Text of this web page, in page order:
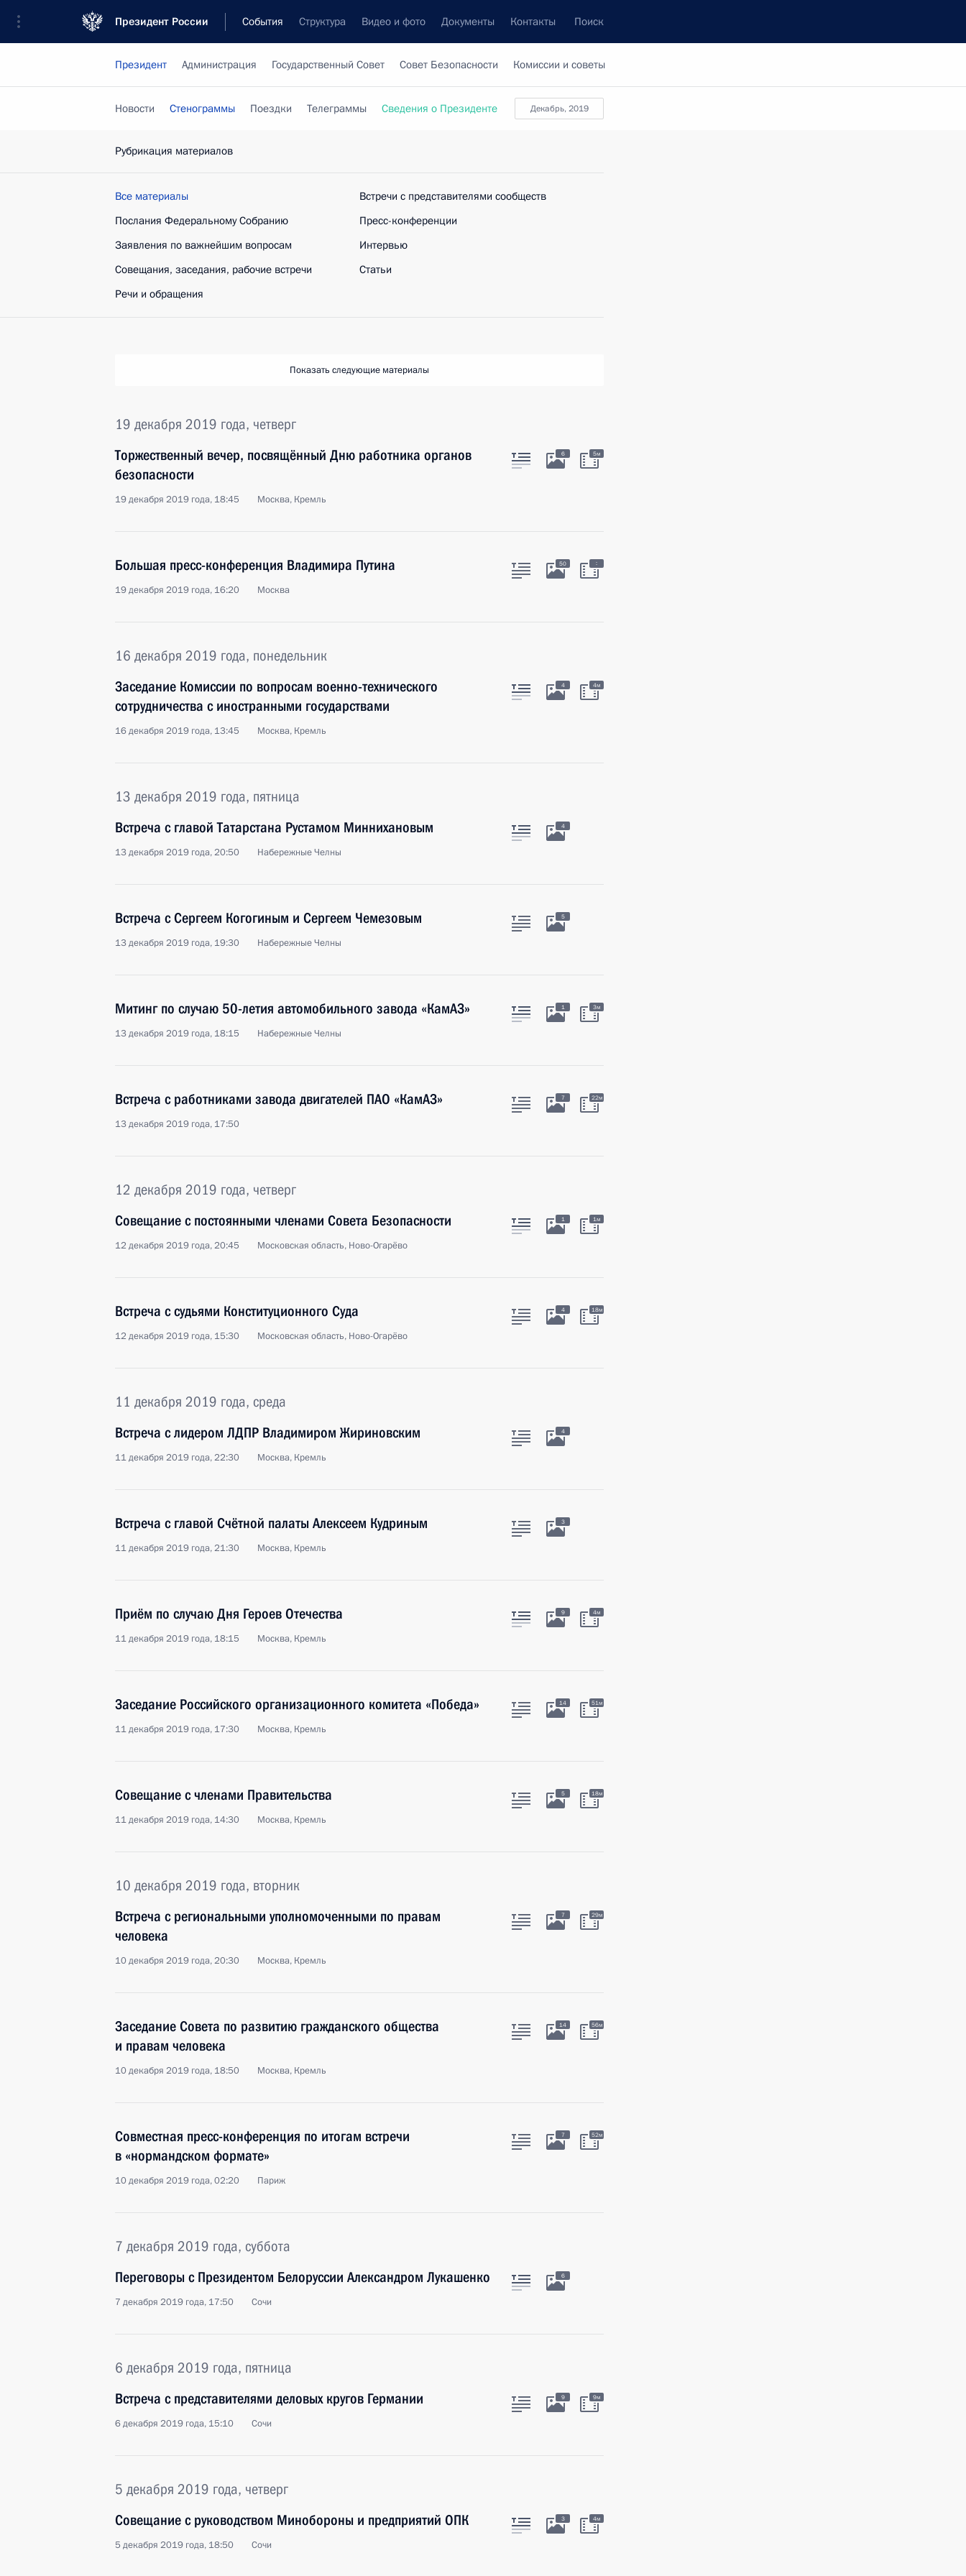
Президент России События Структура Видео и фото Документы Контакты Поиск
Президент Администрация Государственный Совет Совет Безопасности Комиссии и советы
декабрь, 2019
Новости Стенограммы Поездки Телеграммы Сведения о Президенте
Рубрикация материалов
Все материалы
Послания Федеральному Собранию
Заявления по важнейшим вопросам
Совещания, заседания, рабочие встречи
Речи и обращения
Встречи с представителями сообществ
Пресс-конференции
Интервью
Статьи
Показать следующие материалы
19 декабря 2019 года, четверг
Торжественный вечер, посвящённый Дню работника органов
безопасности
19 декабря 2019 года, 18:45 Москва, Кремль
6 5м
Большая пресс-конференция Владимира Путина
19 декабря 2019 года, 16:20 Москва
50 :
16 декабря 2019 года, понедельник
Заседание Комиссии по вопросам военно-технического
сотрудничества с иностранными государствами
16 декабря 2019 года, 13:45 Москва, Кремль
4 4м
13 декабря 2019 года, пятница
Встреча с главой Татарстана Рустамом Миннихановым
13 декабря 2019 года, 20:50 Набережные Челны
4
Встреча с Сергеем Когогиным и Сергеем Чемезовым
13 декабря 2019 года, 19:30 Набережные Челны
5
Митинг по случаю 50-летия автомобильного завода «КамАЗ»
13 декабря 2019 года, 18:15 Набережные Челны
1 3м
Встреча с работниками завода двигателей ПАО «КамАЗ»
13 декабря 2019 года, 17:50
7 22м
12 декабря 2019 года, четверг
Совещание с постоянными членами Совета Безопасности
12 декабря 2019 года, 20:45 Московская область, Ново-Огарёво
1 1м
Встреча с судьями Конституционного Суда
12 декабря 2019 года, 15:30 Московская область, Ново-Огарёво
4 18м
11 декабря 2019 года, среда
Встреча с лидером ЛДПР Владимиром Жириновским
11 декабря 2019 года, 22:30 Москва, Кремль
4
Встреча с главой Счётной палаты Алексеем Кудриным
11 декабря 2019 года, 21:30 Москва, Кремль
3
Приём по случаю Дня Героев Отечества
11 декабря 2019 года, 18:15 Москва, Кремль
9 4м
Заседание Российского организационного комитета «Победа»
11 декабря 2019 года, 17:30 Москва, Кремль
14 51м
Совещание с членами Правительства
11 декабря 2019 года, 14:30 Москва, Кремль
5 18м
10 декабря 2019 года, вторник
Встреча с региональными уполномоченными по правам
человека
10 декабря 2019 года, 20:30 Москва, Кремль
7 29м
Заседание Совета по развитию гражданского общества
и правам человека
10 декабря 2019 года, 18:50 Москва, Кремль
14 56м
Совместная пресс-конференция по итогам встречи
в «нормандском формате»
10 декабря 2019 года, 02:20 Париж
7 52м
7 декабря 2019 года, суббота
Переговоры с Президентом Белоруссии Александром Лукашенко
7 декабря 2019 года, 17:50 Сочи
6
6 декабря 2019 года, пятница
Встреча с представителями деловых кругов Германии
6 декабря 2019 года, 15:10 Сочи
9 9м
5 декабря 2019 года, четверг
Совещание с руководством Минобороны и предприятий ОПК
5 декабря 2019 года, 18:50 Сочи
3 4м